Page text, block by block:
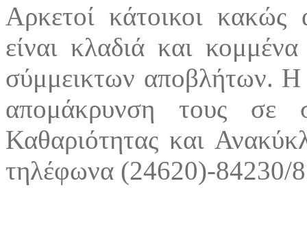
Αρκετοί κάτοικοι
είναι κλαδιά και
σύμμεικτων αποβλήτων. Η
απομάκρυνση τους σε
Καθαριότητας και
τηλέφωνα (24620)-84230/